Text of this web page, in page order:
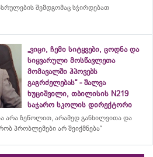
შემდგომაც სჭირდებათ
„ვიცი, ჩემი სიტყვები, ცოდნა და
სიყვარული მოსწავლეთა
მომავალში ჰპოვებს
გაგრძელებას“ - შალვა
ხუციშვილი, თბილისის N219
საჯარო სკოლის დირექტორი
არა ზეწოლით, არამედ განხილვითა და
პრობლემები არ შეიქმნება“